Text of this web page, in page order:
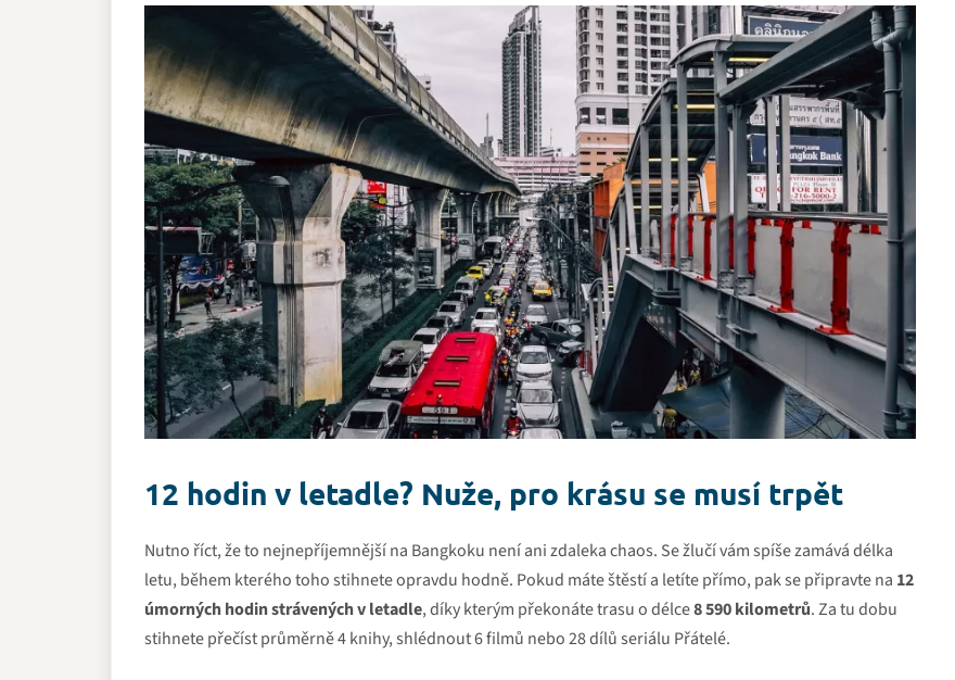
12 hodin v letadle? Nuže, pro krásu se musí trpět
Nutno říct, že to nejnepříjemnější na Bangkoku není ani zdaleka chaos. Se žlučí vám spíše zamává délka
letu, během kterého toho stihnete opravdu hodně. Pokud máte štěstí a letíte přímo, pak se připravte na 12
úmorných hodin strávených v letadle, díky kterým překonáte trasu o délce8 590 kilometrů. Za tu dobu
stihnete přečíst průměrně 4 knihy, shlédnout 6 filmů nebo 28 dílů seriálu Přátelé.